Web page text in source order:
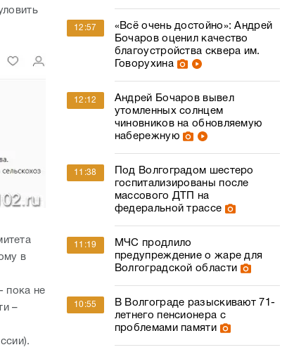
в
пока не
–
12:57
«Всё очень достойно»: Андрей
Бочаров оценил качество
благоустройства сквера им.
Говорухина
12:12
Андрей Бочаров вывел
утомленных солнцем
чиновников на обновляемую
набережную
11:38
Под Волгоградом шестеро
госпитализированы после
массового ДТП на
федеральной трассе
11:19
МЧС продлило
предупреждение о жаре для
Волгоградской области
10:55
В Волгограде разыскивают 71-
летнего пенсионера с
проблемами памяти